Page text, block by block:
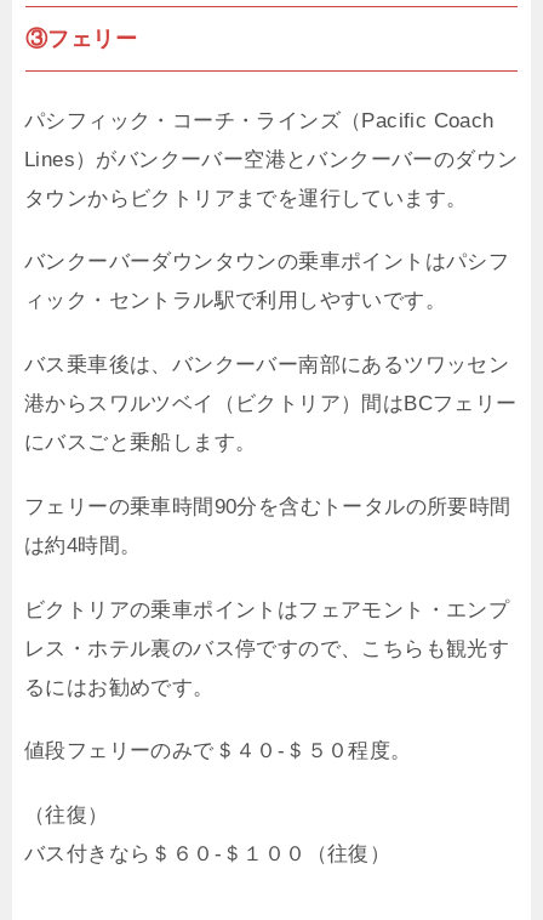
③フェリー
パシフィック・コーチ・ラインズ（Pacific Coach
Lines）がバンクーバー空港とバンクーバーのダウン
タウンからビクトリアまでを運行しています。
バンクーバーダウンタウンの乗車ポイントはパシフ
ィック・セントラル駅で利用しやすいです。
バス乗車後は、バンクーバー南部にあるツワッセン
港からスワルツベイ（ビクトリア）間はBCフェリー
にバスごと乗船します。
フェリーの乗車時間90分を含むトータルの所要時間
は約4時間。
ビクトリアの乗車ポイントはフェアモント・エンプ
レス・ホテル裏のバス停ですので、こちらも観光す
るにはお勧めです。
値段フェリーのみで＄４０-＄５０程度。
（往復）
バス付きなら＄６０-＄１００（往復）